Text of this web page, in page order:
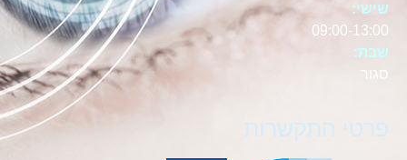
שישי:
09:00-13:00
שבת:
סגור
פרטי התקשרות